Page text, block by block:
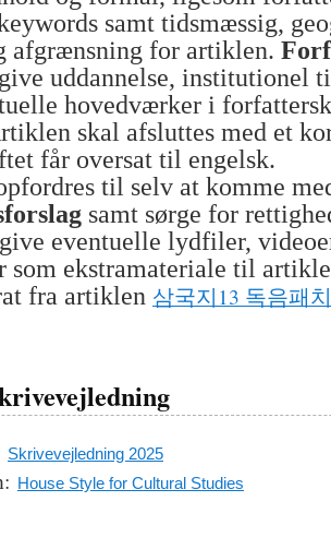
samt tidsmæssig,
afgrænsning for artiklen.
uddannelse, institutionel
hovedværker i
skal afsluttes med et
får oversat til engelsk.
til selv at komme
samt sørge for
eventuelle lydfiler,
som ekstramateriale til
fra artiklen 삼국지13 독음패
Skrivevejledning 2025
House Style for Cultural Studies